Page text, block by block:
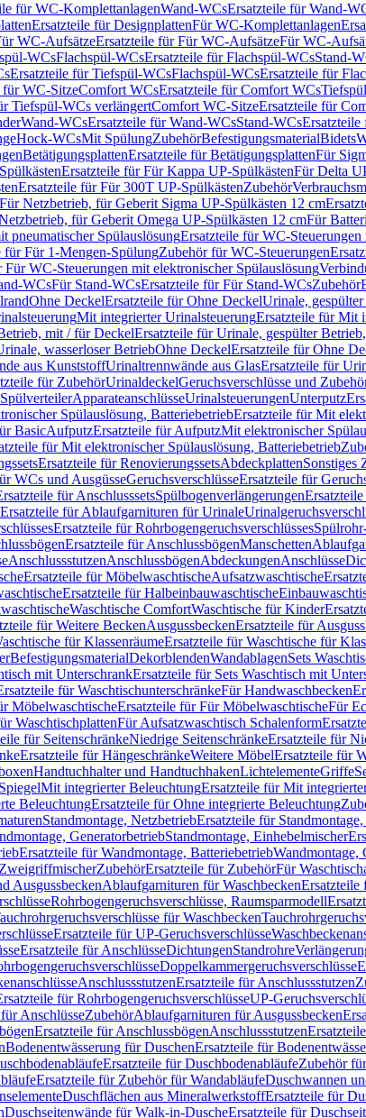
für WC-KomplettanlagenWand-WCsErsatzteile für Wand-
Ersatzteile für DesignplattenFür WC-Komplettanlagen
WC-AufsätzeErsatzteile für Für WC-AufsätzeFür WC-
WCsFlachspül-WCsErsatzteile für Flachspül-WCsStand-
Ersatzteile für Tiefspül-WCsFlachspül-WCsErsatzteile für
für WC-SitzeComfort WCsErsatzteile für Comfort WCs
Tiefspül-WCs verlängertComfort WC-SitzeErsatzteile für
Wand-WCsErsatzteile für Wand-WCsStand-WCsErsatzteile
Hock-WCsMit SpülungZubehörBefestigungsmaterialBidets
BetätigungsplattenErsatzteile für BetätigungsplattenFür
Ersatzteile für Für Kappa UP-SpülkästenFür Delta
Ersatzteile für Für 300T UP-SpülkästenZubehör
Für Netzbetrieb, für Geberit Sigma UP-Spülkästen 12 cm
für Geberit Omega UP-Spülkästen 12 cmFür
pneumatischer SpülauslösungErsatzteile für WC-
für Für 1-Mengen-SpülungZubehör für WC-Steuerungen
Für WC-Steuerungen mit elektronischer Spülauslösung
WCsFür Stand-WCsErsatzteile für Für Stand-WCsZubehör
Ohne DeckelErsatzteile für Ohne DeckelUrinale,
Mit integrierter UrinalsteuerungErsatzteile für Mit
mit / für DeckelErsatzteile für Urinale, gespülter
wasserloser BetriebOhne DeckelErsatzteile für Ohne
aus KunststoffUrinaltrennwände aus GlasErsatzteile für
für ZubehörUrinaldeckelGeruchsverschlüsse und
SpülverteilerApparateanschlüsseUrinalsteuerungenUnterputz
Spülauslösung, BatteriebetriebErsatzteile für Mit
BasicAufputzErsatzteile für AufputzMit elektronischer
für Mit elektronischer Spülauslösung, Batteriebetrieb
Ersatzteile für RenovierungssetsAbdeckplattenSonstiges
WCs und AusgüsseGeruchsverschlüsseErsatzteile für
für AnschlusssetsSpülbogenverlängerungen
Ersatzteile für Ablaufgarnituren für Urinale
Ersatzteile für Rohrbogengeruchsverschlüsses
Ersatzteile für AnschlussbögenManschetten
AnschlussstutzenAnschlussbögenAbdeckungenAnschlüsse
Ersatzteile für MöbelwaschtischeAufsatzwaschtische
Ersatzteile für Halbeinbauwaschtische
Waschtische ComfortWaschtische für Kinder
für Weitere BeckenAusgussbeckenErsatzteile für
für KlassenräumeErsatzteile für Waschtische für
BefestigungsmaterialDekorblendenWandablagenSets
mit UnterschrankErsatzteile für Sets Waschtisch mit
für WaschtischunterschränkeFür Handwaschbecken
MöbelwaschtischeErsatzteile für Für MöbelwaschtischeFür
WaschtischplattenFür Aufsatzwaschtisch Schalenform
für SeitenschränkeNiedrige SeitenschränkeErsatzteile für
Ersatzteile für HängeschränkeWeitere MöbelErsatzteile für
Handtuchhalter und HandtuchhakenLichtelementeGriffe
Mit integrierter BeleuchtungErsatzteile für Mit
BeleuchtungErsatzteile für Ohne integrierte Beleuchtung
Standmontage, NetzbetriebErsatzteile für
GeneratorbetriebStandmontage, Einhebelmischer
Ersatzteile für Wandmontage, BatteriebetriebWandmontage,
ZubehörErsatzteile für ZubehörFür
AusgussbeckenAblaufgarnituren für WaschbeckenErsatzteile
Rohrbogengeruchsverschlüsse, Raumsparmodell
für Waschbecken
Ersatzteile für UP-Geruchsverschlüsse
Ersatzteile für AnschlüsseDichtungenStandrohre
Doppelkammergeruchsverschlüsse
AnschlussstutzenErsatzteile für Anschlussstutzen
für RohrbogengeruchsverschlüsseUP-
AnschlüsseZubehörAblaufgarnituren für Ausgussbecken
Ersatzteile für AnschlussbögenAnschlussstutzen
Bodenentwässerung für DuschenErsatzteile für
Ersatzteile für DuschbodenabläufeZubehör
Ersatzteile für Zubehör für WandabläufeDuschwannen
Duschflächen aus MineralwerkstoffErsatzteile für
Duschseitenwände für Walk-in-DuscheErsatzteile für